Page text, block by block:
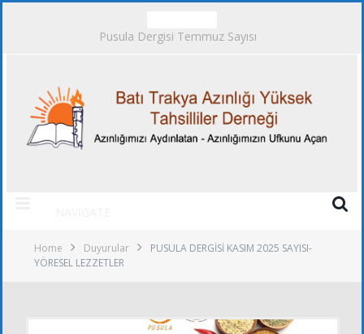
Pusula Dergisi Temmuz Sayısı
Home Duyurular
PUSULA DERGİSİ KASIM 2025 SAYISI-
YÖRESEL LEZZETLER